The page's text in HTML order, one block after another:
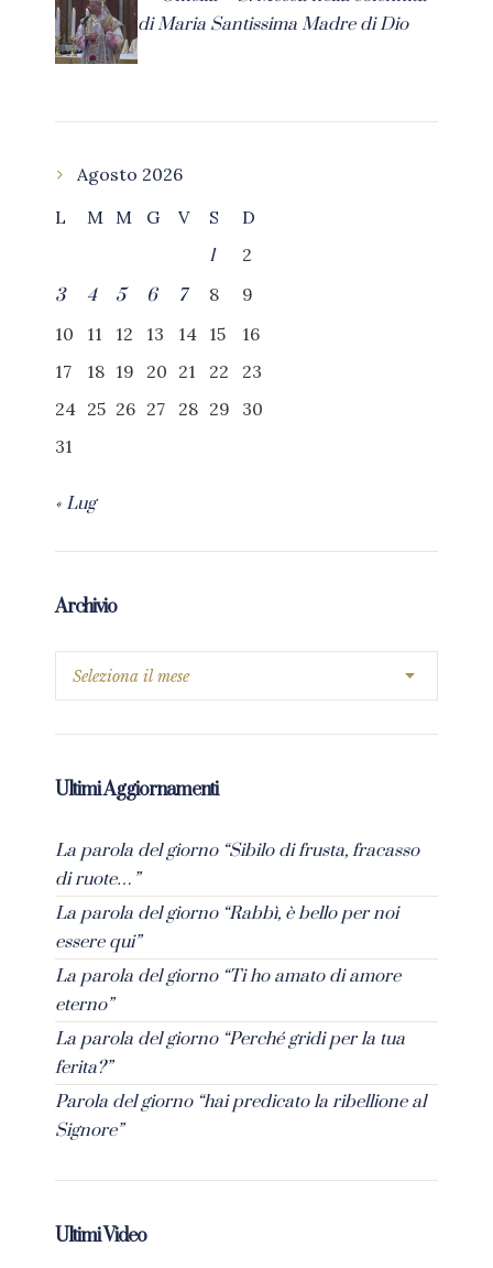
di Maria Santissima Madre di Dio
Agosto 2026
L
M M G V S
D
1
2
3
4 5 6 7 8
9
10
11 12 13 14 15
16
17
18 19 20 21 22
23
24 25 26 27 28 29
30
31
« Lug
Archivio
Ultimi Aggiornamenti
La parola del giorno “Sibilo di frusta, fracasso
di ruote…”
La parola del giorno “Rabbì, è bello per noi
essere qui”
La parola del giorno “Ti ho amato di amore
eterno”
La parola del giorno “Perché gridi per la tua
ferita?”
Parola del giorno “hai predicato la ribellione al
Signore”
Ultimi Video